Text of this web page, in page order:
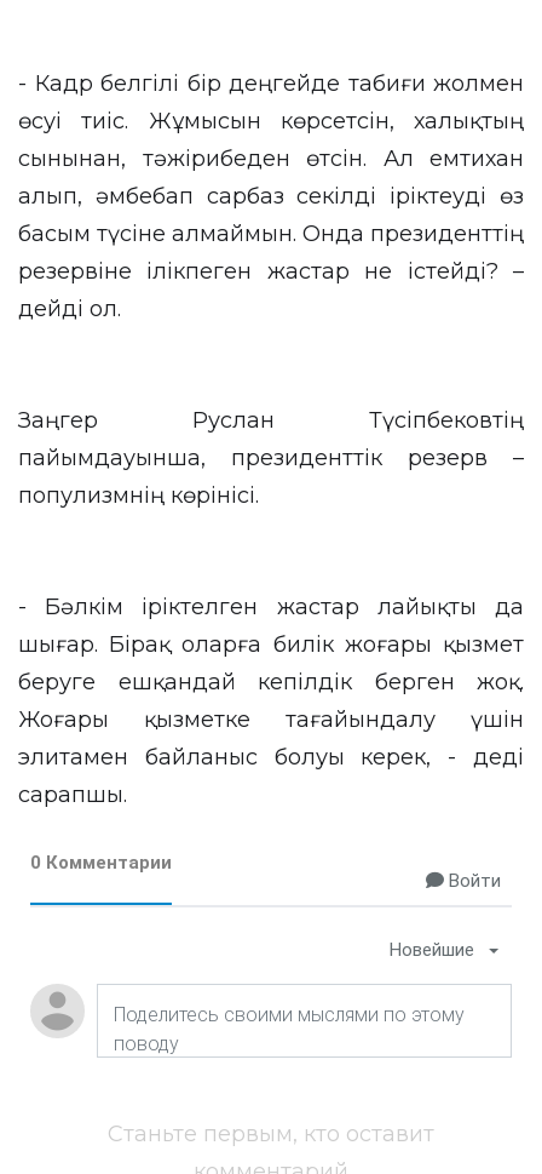
- Кадр белгілі бір деңгейде табиғи жолмен
өсуі тиіс. Жұмысын көрсетсін, халықтың
сынынан, тәжірибеден өтсін. Ал емтихан
алып, әмбебап сарбаз секілді іріктеуді өз
басым түсіне алмаймын. Онда президенттің
резервіне ілікпеген жастар не істейді? –
дейді ол.
Заңгер Руслан Түсіпбековтің
пайымдауынша, президенттік резерв –
популизмнің көрінісі.
- Бәлкім іріктелген жастар лайықты да
шығар. Бірақ оларға билік жоғары қызмет
беруге ешқандай кепілдік берген жоқ.
Жоғары қызметке тағайындалу үшін
элитамен байланыс болуы керек, - деді
сарапшы.
0 Комментарии
Войти
Новейшие
Станьте первым, кто оставит